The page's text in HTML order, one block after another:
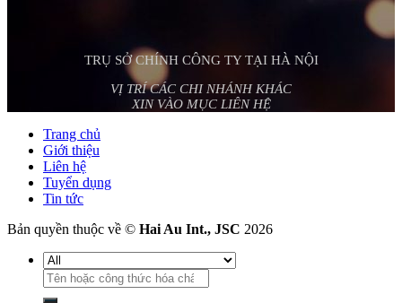
TRỤ SỞ CHÍNH CÔNG TY TẠI HÀ NỘI
VỊ TRÍ CÁC CHI NHÁNH KHÁC
XIN VÀO MỤC LIÊN HỆ
Trang chủ
Giới thiệu
Liên hệ
Tuyển dụng
Tin tức
Bản quyền thuộc về © Hai Au Int., JSC 2026
Tìm
kiếm: